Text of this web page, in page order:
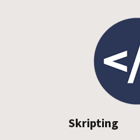
Skripting